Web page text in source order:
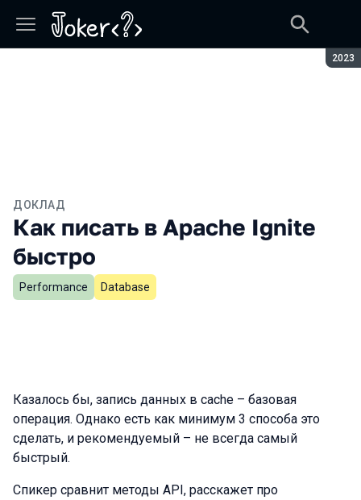
2023
ДОКЛАД
Как писать в Apache Ignite
быстро
Performance Database
Казалось бы, запись данных в cache – базовая
операция. Однако есть как минимум 3 способа это
сделать, и рекомендуемый – не всегда самый
быстрый.
Спикер сравнит методы API, расскажет про